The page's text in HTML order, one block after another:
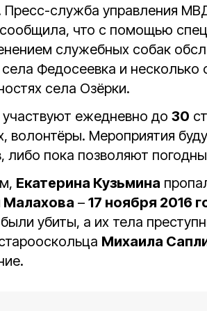
Пресс-служба управления
что с помощью
служебных собак
Федосеевка и
села Озёрки.
участвуют ежедневно до 30
волонтёры. Мероприятия
либо пока позволяют
Екатерина Кузьмина
Малахова – 17 ноября 2016
убиты, а их тела
Михаила